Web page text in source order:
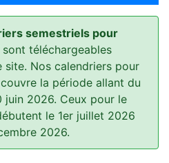
semestriels pour
téléchargeables
Nos calendriers pour
la période allant du
juin 2026. Ceux pour le
le 1er juillet 2026
2026.